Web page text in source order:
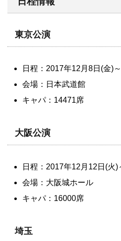
東京公演
日程：2017年12月8日(金)
会場：日本武道館
キャパ：14471席
大阪公演
日程：2017年12月12日(火
会場：大阪城ホール
キャパ：16000席
埼玉